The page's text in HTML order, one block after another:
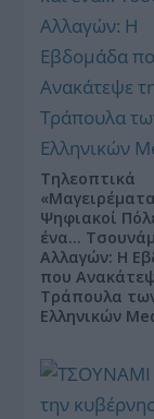
Τηλεοπτικά
Ψηφιακοί
ένα…
Αλλαγών: Η
που
Τράπουλα
Ελληνικών